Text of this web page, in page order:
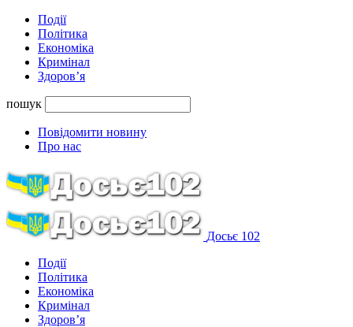
Події
Політика
Економіка
Кримінал
Здоров’я
пошук
Повідомити новину
Про нас
Досьє 102
Події
Політика
Економіка
Кримінал
Здоров’я